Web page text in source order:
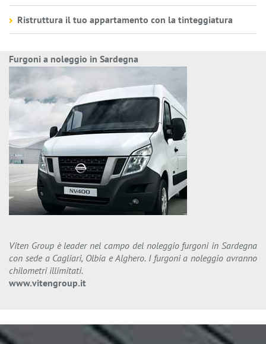
Ristruttura il tuo appartamento con la tinteggiatura
Furgoni a noleggio in Sardegna
Viten Group è leader nel campo del noleggio furgoni in Sardegna
con sede a Cagliari, Olbia e Alghero. I furgoni a noleggio avranno
chilometri illimitati.
www.vitengroup.it